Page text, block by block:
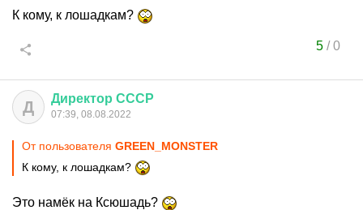
К кому, к лошадкам?
5/0
Д Директор СССР
07:39, 08.08.2022
От пользователя GREEN_MONSTER
К кому, к лошадкам?
Это намёк на Ксюшадь?